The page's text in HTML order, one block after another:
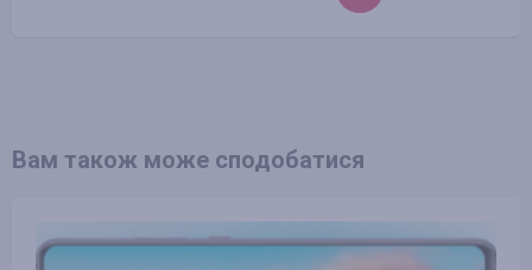
Вам також може сподобатися